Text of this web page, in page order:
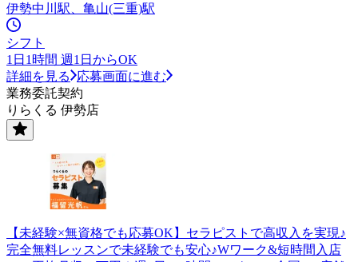
伊勢中川駅、亀山(三重)駅
シフト
1日1時間 週1日からOK
詳細を見る
応募画面に進む
業務委託契約
りらくる 伊勢店
【未経験×無資格でも応募OK】セラピストで高収入を実現♪
完全無料レッスンで未経験でも安心♪Wワーク&短時間入店